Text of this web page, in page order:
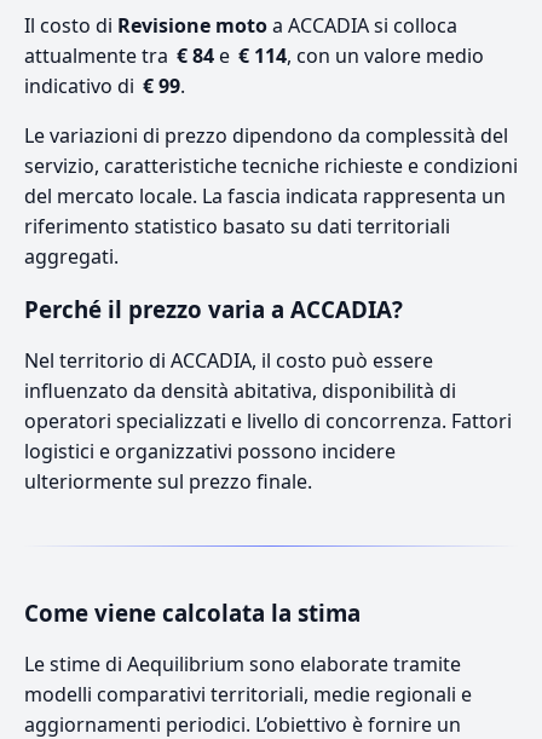
Il costo di Revisione motoa ACCADIA si colloca
attualmente tra € 84e € 114, con un valore medio
indicativo di € 99.
Le variazioni di prezzo dipendono da complessità del
servizio, caratteristiche tecniche richieste e condizioni
del mercato locale. La fascia indicata rappresenta un
riferimento statistico basato su dati territoriali
aggregati.
Perché il prezzo varia a ACCADIA?
Nel territorio di ACCADIA, il costo può essere
influenzato da densità abitativa, disponibilità di
operatori specializzati e livello di concorrenza. Fattori
logistici e organizzativi possono incidere
ulteriormente sul prezzo finale.
Come viene calcolata la stima
Le stime di Aequilibrium sono elaborate tramite
modelli comparativi territoriali, medie regionali e
aggiornamenti periodici. L’obiettivo è fornire un